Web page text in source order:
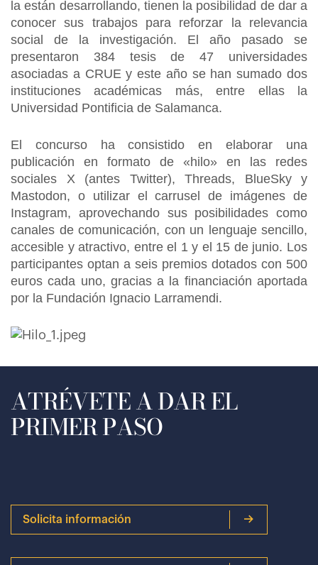
la están desarrollando, tienen la posibilidad de dar a
conocer sus trabajos para reforzar la relevancia
social de la investigación. El año pasado se
presentaron 384 tesis de 47 universidades
asociadas a CRUE y este año se han sumado dos
instituciones académicas más, entre ellas la
Universidad Pontificia de Salamanca.
El concurso ha consistido en elaborar una
publicación en formato de «hilo» en las redes
sociales X (antes Twitter), Threads, BlueSky y
Mastodon, o utilizar el carrusel de imágenes de
Instagram, aprovechando sus posibilidades como
canales de comunicación, con un lenguaje sencillo,
accesible y atractivo, entre el 1 y el 15 de junio. Los
participantes optan a seis premios dotados con 500
euros cada uno, gracias a la financiación aportada
por la Fundación Ignacio Larramendi.
ATRÉVETE A DAR EL
PRIMER PASO
Solicita información